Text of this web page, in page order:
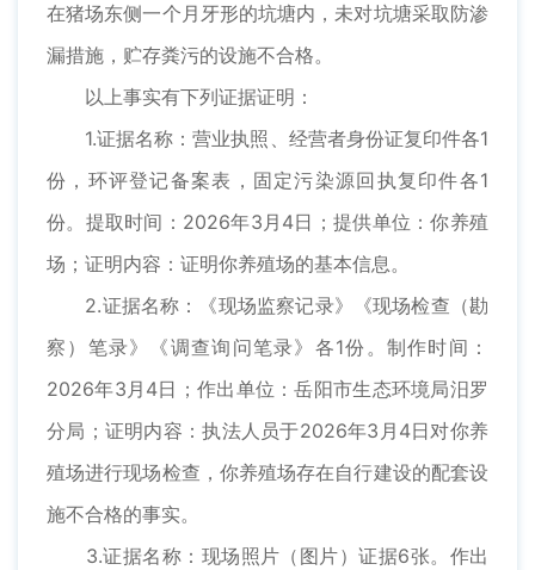
在猪场东侧一个月牙形的坑塘内，未对坑塘采取防渗
漏措施，贮存粪污的设施不合格。
以上事实有下列证据证明：
1.证据名称：营业执照、经营者身份证复印件各1
份，环评登记备案表，固定污染源回执复印件各1
份。提取时间：2026年3月4日；提供单位：你养殖
场；证明内容：证明你养殖场的基本信息。
2.证据名称：《现场监察记录》《现场检查（勘
察）笔录》《调查询问笔录》各1份。制作时间：
2026年3月4日；作出单位：岳阳市生态环境局汨罗
分局；证明内容：执法人员于2026年3月4日对你养
殖场进行现场检查，你养殖场存在自行建设的配套设
施不合格的事实。
3.证据名称：现场照片（图片）证据6张。作出